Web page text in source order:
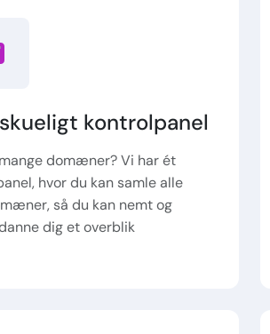
kontrolpanel
domæner? Vi har ét
hvor du kan samle alle
så du kan nemt og
dig et overblik